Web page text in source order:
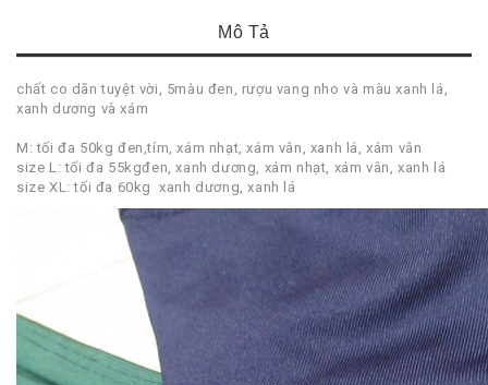
Mô Tả
chất co dãn tuyệt vời, 5màu đen, rượu vang nho và màu xanh lá,
xanh dương và xám
M: tối đa 50kg đen,tím, xám nhạt, xám vân, xanh lá, xám vân
size L: tối đa 55kgđen, xanh dương, xám nhạt, xám vân, xanh lá
size XL: tối đa 60kg xanh dương, xanh lá